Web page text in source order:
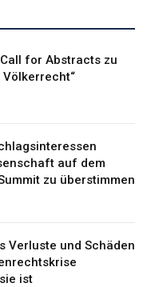
for Abstracts zu
auf dem
zu überstimmen
Verluste und Schäden
ist